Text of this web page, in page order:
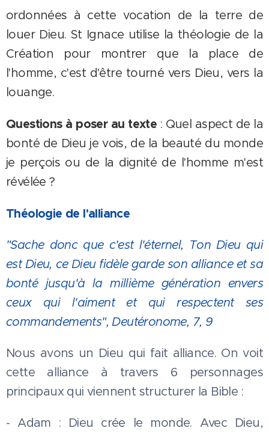
ordonnées à cette vocation de la terre de
louer Dieu. St Ignace utilise la théologie de la
Création pour montrer que la place de
l'homme, c'est d'être tourné vers Dieu, vers la
louange.
Questions à poser au texte : Quel aspect de la
bonté de Dieu je vois, de la beauté du monde
je perçois ou de la dignité de l'homme m'est
révélée ?
Théologie de l'alliance
"Sache donc que c'est l'éternel, Ton Dieu qui
est Dieu, ce Dieu fidèle garde son alliance et sa
bonté jusqu'à la millième génération envers
ceux qui l'aiment et qui respectent ses
commandements", Deutéronome, 7, 9
Nous avons un Dieu qui fait alliance. On voit
cette alliance à travers 6 personnages
principaux qui viennent structurer la Bible :
- Adam : Dieu crée le monde. Avec Dieu,